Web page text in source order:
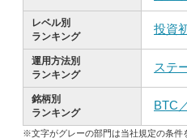
レベル別
ランキング
投資
運用方法別
ランキング
ステ
銘柄別
ランキング
BTC
※文字がグレーの部門は当社規定の条件